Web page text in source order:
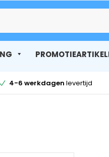
4-6 werkdagen levertijd